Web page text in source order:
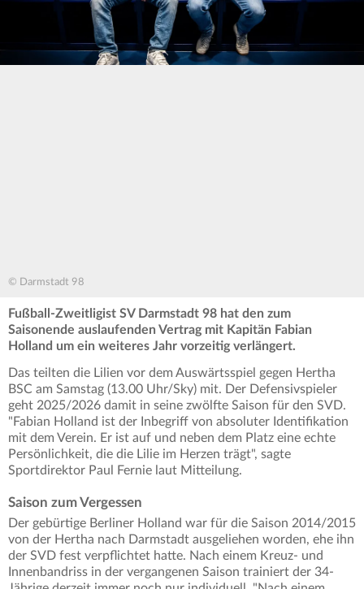
© Darmstadt 98
Fußball-Zweitligist SV Darmstadt 98 hat den zum
Saisonende auslaufenden Vertrag mit Kapitän Fabian
Holland um ein weiteres Jahr vorzeitig verlängert.
Das teilten die Lilien vor dem Auswärtsspiel gegen Hertha
BSC am Samstag (13.00 Uhr/Sky) mit. Der Defensivspieler
geht 2025/2026 damit in seine zwölfte Saison für den SVD.
"Fabian Holland ist der Inbegriff von absoluter Identifikation
mit dem Verein. Er ist auf und neben dem Platz eine echte
Persönlichkeit, die die Lilie im Herzen trägt", sagte
Sportdirektor Paul Fernie laut Mitteilung.
Saison zum Vergessen
Der gebürtige Berliner Holland war für die Saison 2014/2015
von der Hertha nach Darmstadt ausgeliehen worden, ehe ihn
der SVD fest verpflichtet hatte. Nach einem Kreuz- und
Innenbandriss in der vergangenen Saison trainiert der 34-